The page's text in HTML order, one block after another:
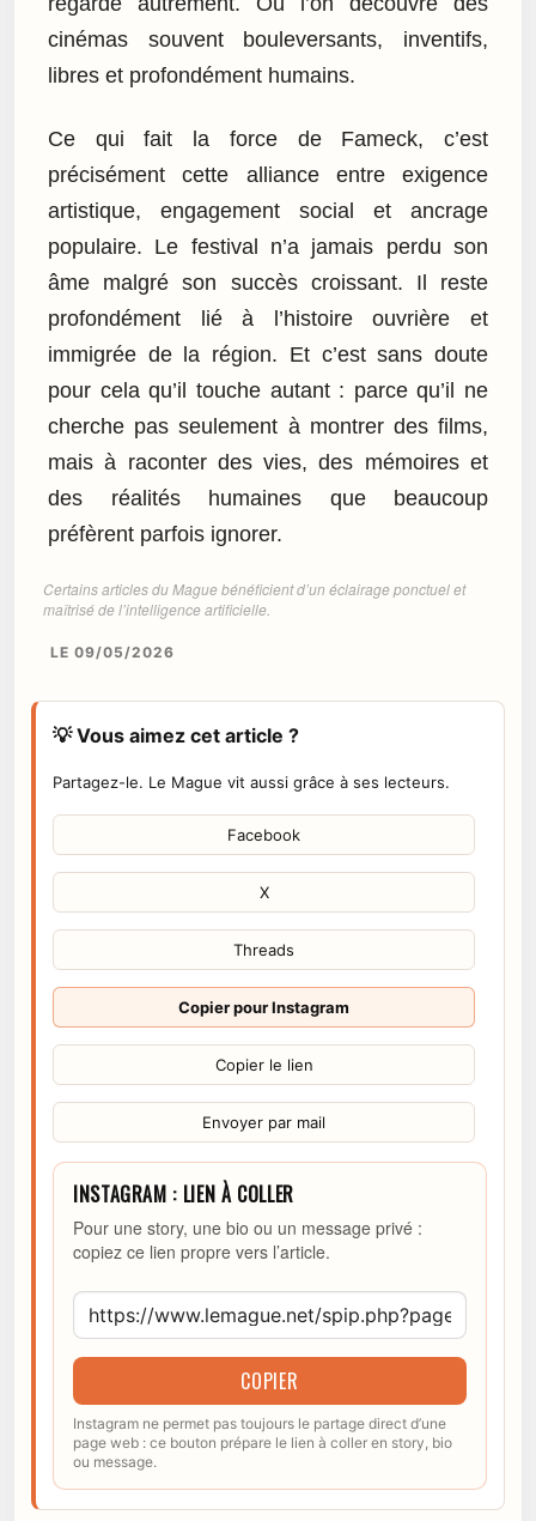
cinémas souvent bouleversants, inventifs,
libres et profondément humains.
Ce qui fait la force de Fameck, c’est
précisément cette alliance entre exigence
artistique, engagement social et ancrage
populaire. Le festival n’a jamais perdu son
âme malgré son succès croissant. Il reste
profondément lié à l’histoire ouvrière et
immigrée de la région. Et c’est sans doute
pour cela qu’il touche autant : parce qu’il ne
cherche pas seulement à montrer des films,
mais à raconter des vies, des mémoires et
des réalités humaines que beaucoup
préfèrent parfois ignorer.
Certains articles du Mague bénéficient d’un éclairage ponctuel et
maîtrisé de l’intelligence artificielle.
LE 09/05/2026
💡 Vous aimez cet article ?
Partagez-le. Le Mague vit aussi grâce à ses lecteurs.
Facebook
X
Threads
Copier pour Instagram
Copier le lien
Envoyer par mail
INSTAGRAM : LIEN À COLLER
Pour une story, une bio ou un message privé :
copiez ce lien propre vers l’article.
COPIER
Instagram ne permet pas toujours le partage direct d’une
page web : ce bouton prépare le lien à coller en story, bio
ou message.